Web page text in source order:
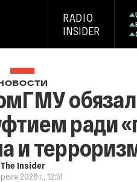
RADIO
INSIDER
ради
и
The Insider
2026 г., 12:51